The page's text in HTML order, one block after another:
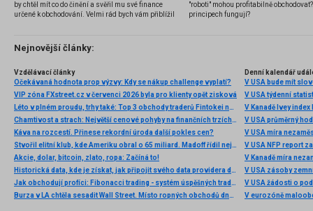
by chtěl mít co do činění a svěřil mu své finance
určené k obchodování. Velmi rád bych vám přiblížil
několik příkladů nejznámějších z nich.
"roboti" mohou profitabilně
principech fungují?
Nejnovější články:
Vzdělávací články
Očekávaná hodnota prop výzvy: Kdy se nákup challenge vyplatí?
VIP zóna FXstreet.cz v červenci 2026 byla pro klienty opět zisková
Léto v plném proudu, trhy také: Top 3 obchody traderů Fintokei na indexech a zlatě
Chamtivost a strach: Největší cenové pohyby na finančních trzích (červenec 2026)
Káva na rozcestí. Přinese rekordní úroda další pokles cen?
Stvořil elitní klub, kde Ameriku obral o 65 miliard. Madoff řídil největší Ponzi dějin
Akcie, dolar, bitcoin, zlato, ropa: Začíná to!
Historická data, kde je získat, jak připojit svého data providera do MultiCharts a proč je budeme potřebovat? (4. díl)
Jak obchodují profíci: Fibonacci trading - systém úspěšných traderů
Burza v LA chtěla sesadit Wall Street. Místo ropných obchodů dnes místem duní basy
Denní kalendář
V USA bude mít
V USA týdenní
V Kanadě Ivey index
V USA průměrný
V USA míra
V USA NFP report
V Kanadě míra
V USA zásoby
V USA žádosti o
V eurozóně